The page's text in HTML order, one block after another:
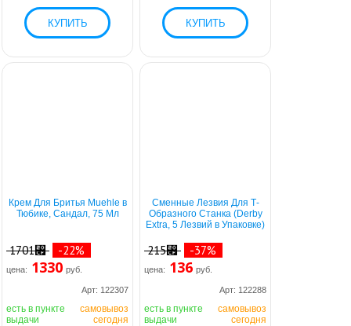
Крем Для Бритья Muehle в
Тюбике, Сандал, 75 Мл
1701⃏ -22%
цена: 1330 руб.
Арт: 122307
есть в пункте
выдачи
самовывоз
сегодня
Сменные Лезвия Для Т-
Образного Станка (Derby
Extra, 5 Лезвий в Упаковке)
215⃏ -37%
цена: 136 руб.
Арт: 122288
есть в пункте
выдачи
самовывоз
сегодня